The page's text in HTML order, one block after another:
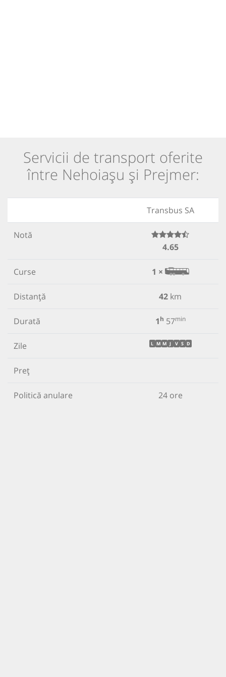
Servicii de transport oferite
între Nehoiașu și Prejmer:
Transbus SA
Notă
4.65
Curse 1 ×
Distanță 42 km
Durată 1h 57min
Zile L M M J V S D
Preț
Politică anulare 24 ore